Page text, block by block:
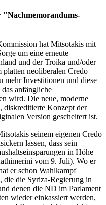
"Nachmemorandums-
hat Mitsotakis mit
um eine erneute
und der Troika und/oder
platten neoliberalen Credo
mehr Investitionen und diese
anfängliche
wird. Die neue, moderne
diskreditierte Konzept der
Version gescheitert ist.
seinem eigenen Credo
lassen, dass sein
in Höhe
vom 9. Juli). Wo er
er schon Wahlkampf
die die Syriza-Regierung in
denen die ND im Parlament
wieder einkassiert werden,